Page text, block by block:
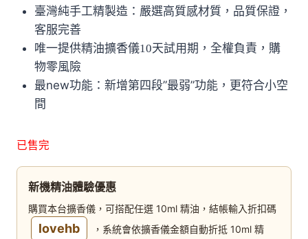
臺灣純手工精製造：嚴選高質感材質，品質保證，
客服完善
唯一提供精油擴香儀10天試用期，全權負責，購
物零風險
最new功能：新增第四段”最弱”功能，更符合小空
間
已售完
新機精油體驗優惠
購買本台擴香儀，可搭配任選 10ml 精油，結帳輸入折扣碼
lovehb
，系統會依擴香儀金額自動折抵 10ml 精